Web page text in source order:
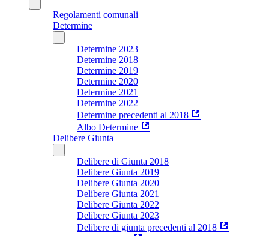
Regolamenti comunali
Determine
Determine 2023
Determine 2018
Determine 2019
Determine 2020
Determine 2021
Determine 2022
Determine precedenti al 2018
Albo Determine
Delibere Giunta
Delibere di Giunta 2018
Delibere Giunta 2019
Delibere Giunta 2020
Delibere Giunta 2021
Delibere Giunta 2022
Delibere Giunta 2023
Delibere di giunta precedenti al 2018